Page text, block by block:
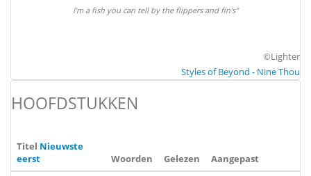
I'm a fish you can tell by the flippers and fin's"
©Lighter
Styles of Beyond - Nine Thou
HOOFDSTUKKEN
Titel Nieuwste
eerst
Woorden Gelezen Aangepast